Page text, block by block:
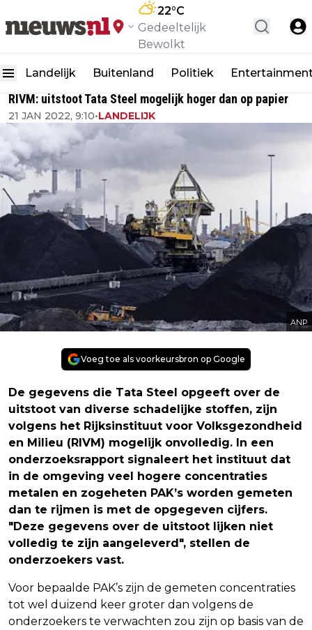
22°C
Gedeeltelijk
Bewolkt
Landelijk Buitenland Politiek
RIVM: uitstoot Tata Steel mogelijk hoger dan op papier
21 JAN 2022, 9:10•LANDELIJK
ANP
Voeg toe als voorkeursbron op Google
De gegevens die Tata Steel opgeeft over de
uitstoot van diverse schadelijke stoffen, zijn
volgens het Rijksinstituut voor Volksgezondheid
en Milieu (RIVM) mogelijk onvolledig. In een
onderzoeksrapport signaleert het instituut dat
in de omgeving veel hogere concentraties
metalen en zogeheten PAK’s worden gemeten
dan te rijmen is met de opgegeven cijfers.
"Deze gegevens over de uitstoot lijken niet
volledig te zijn aangeleverd", stellen de
onderzoekers vast.
Voor bepaalde PAK’s zijn de gemeten concentraties
tot wel duizend keer groter dan volgens de
onderzoekers te verwachten zou zijn op basis van de